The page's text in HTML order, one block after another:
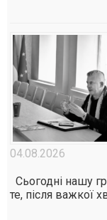
04.08.2026
Сьогодні нашу
те, після важкої